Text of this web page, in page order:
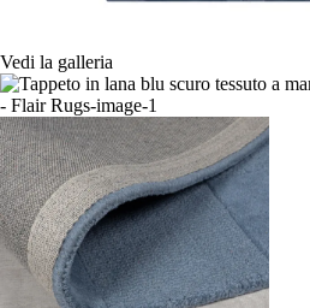
Vedi la galleria